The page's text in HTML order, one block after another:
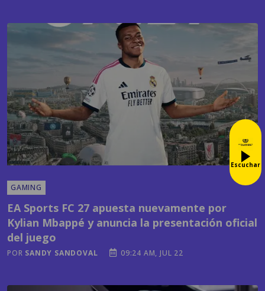
GAMING
EA Sports FC 27 apuesta nuevamente por
Kylian Mbappé y anuncia la presentación oficial
del juego
POR SANDY SANDOVAL 09:24 AM, JUL 22
Escuchar